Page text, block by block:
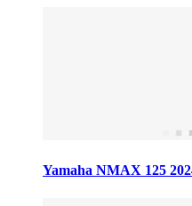
Yamaha NMAX 125